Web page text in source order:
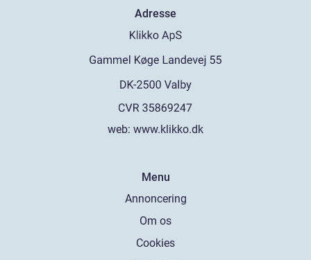
Adresse
web: www.klikko.dk
Menu
Annoncering
Om os
Cookies